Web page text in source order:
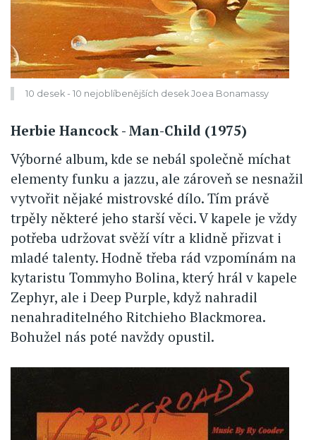
10 desek - 10 nejoblíbenějších desek Joea Bonamassy
Herbie Hancock - Man-Child (1975)
Výborné album, kde se nebál společně míchat
elementy funku a jazzu, ale zároveň se nesnažil
vytvořit nějaké mistrovské dílo. Tím právě
trpěly některé jeho starší věci. V kapele je vždy
potřeba udržovat svěží vítr a klidně přizvat i
mladé talenty. Hodně třeba rád vzpomínám na
kytaristu Tommyho Bolina, který hrál v kapele
Zephyr, ale i Deep Purple, když nahradil
nenahraditelného Ritchieho Blackmorea.
Bohužel nás poté navždy opustil.